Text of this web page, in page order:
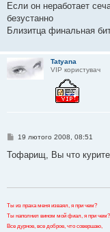
Если он неработает
безустанно
Близитца финальная
Tatyana
VIP користувач
П
в
н
я
19 лютого 2008, 08:51
Тофарищ, Вы что
Ты из праха меня изваял, я при чем?
Ты наполнил вином мой фиал, я при чем?
Все дурное, все доброе, что совершаю,